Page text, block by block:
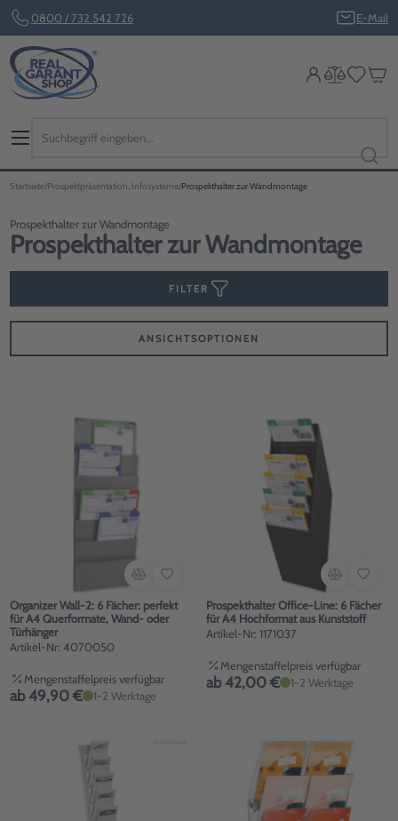
0800 / 732 542 726 E-Mail
Startseite Prospektpräsentation, Infosysteme Prospekthalter zur Wandmontage
Prospekthalter zur Wandmontage
Prospekthalter zur Wandmontage
FILTER
ANSICHTSOPTIONEN
Organizer Wall-2: 6 Fächer: perfekt
für A4 Querformate, Wand- oder
Türhänger
Artikel-Nr: 4070050
Mengenstaffelpreis verfügbar
ab 49,90 € 1-2 Werktage
Prospekthalter Office-Line: 6 Fächer
für A4 Hochformat aus Kunststoff
Artikel-Nr: 1171037
Mengenstaffelpreis verfügbar
ab 42,00 € 1-2 Werktage